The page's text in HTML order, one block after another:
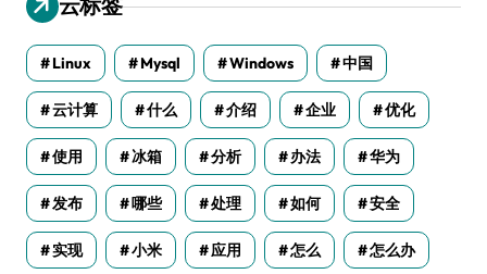
Linux Mysql Windows 中国
云计算 什么 介绍 企业 优化
使用 冰箱 分析 办法 华为
发布 哪些 处理 如何 安全
实现 小米 应用 怎么 怎么办